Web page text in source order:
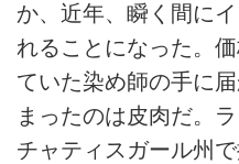
か、近年、瞬く間に
れることになった。
ていた染め師の手に
まったのは皮肉だ。
チャティスガール州